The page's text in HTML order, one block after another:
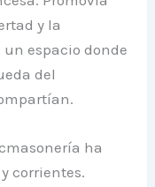
y la
espacio donde
del
ha
corrientes.